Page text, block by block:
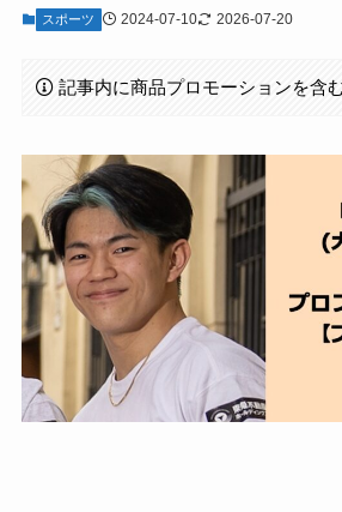
スポーツ 2024-07-10 2026-07-20
記事内に商品プロモーションを含